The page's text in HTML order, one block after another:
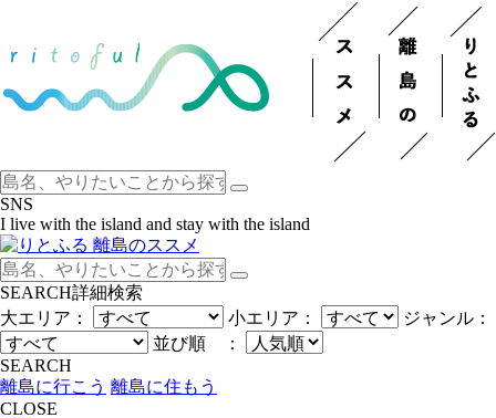
SNS
I live with the island and stay with the island
SEARCH詳細検索
大エリア：
小エリア：
ジャンル：
並び順 ：
SEARCH
離島に行こう 離島に住もう
CLOSE